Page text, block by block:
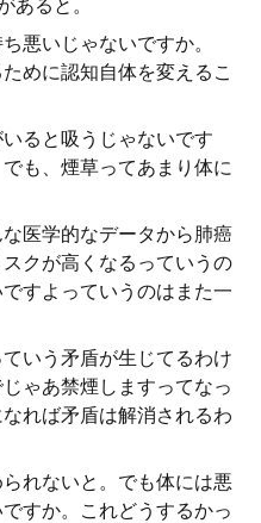
あると。
悪いじゃないですか。
めに認知自体を変えるこ
ると吸うじゃないです
も、煙草ってあまり体に
医学的なデータから肺癌
クが高くなるっていうの
すよっていうのはまた一
いう矛盾が生じてるわけ
ゃあ禁煙しますってなっ
れば矛盾は解消されるわ
れないと。でも体には悪
すか。これどうするかっ